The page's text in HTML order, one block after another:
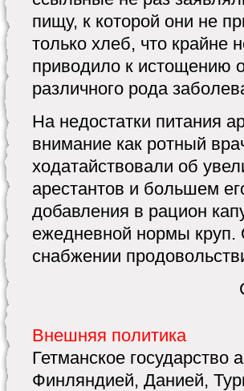
пищу, к которой они не
только хлеб, что крайне
приводило к истощению
различного рода
На недостатки питания
внимание как ротный
ходатайствовали об
арестантов и большем
добавления в рацион
ежедневной нормы круп.
снабжении
Внешняя политика
Гетманское государство
Финляндией, Данией,